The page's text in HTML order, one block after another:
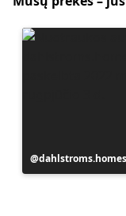
Įrašą
paskelbė